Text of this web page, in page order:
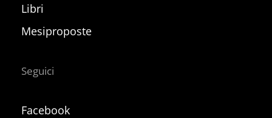
Libri
Mesiproposte
Seguici
Facebook